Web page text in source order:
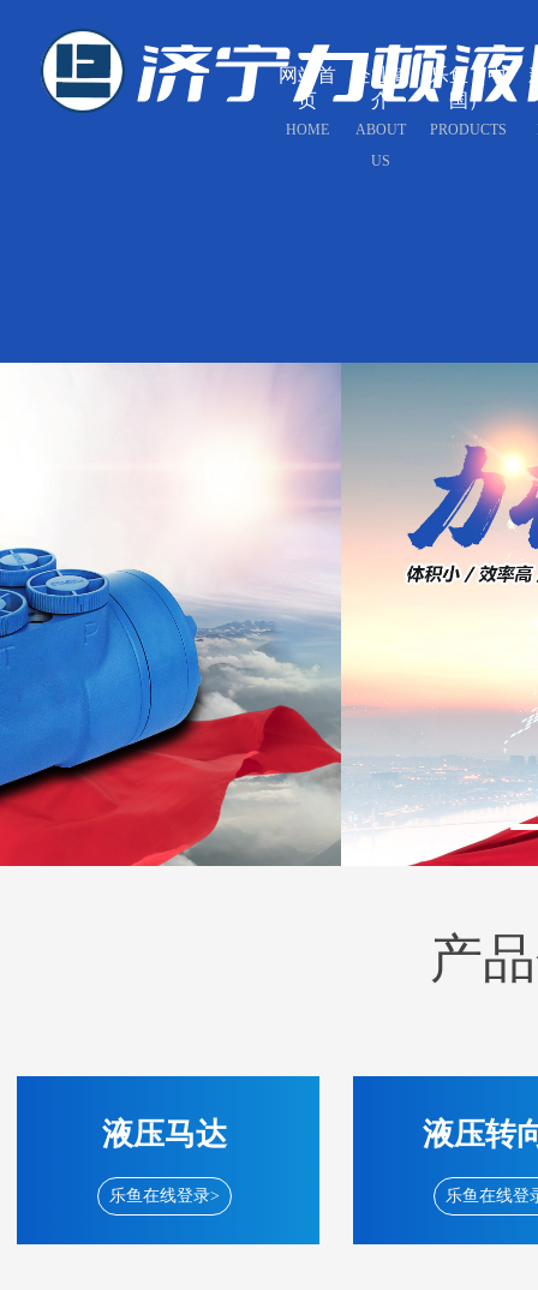
网站首
页
HOME
企业简
介
ABOUT
US
乐鱼（中
国）
PRODUCTS
产
液压马达
乐鱼在线登录>
液压转
乐鱼在线登
8161
8161